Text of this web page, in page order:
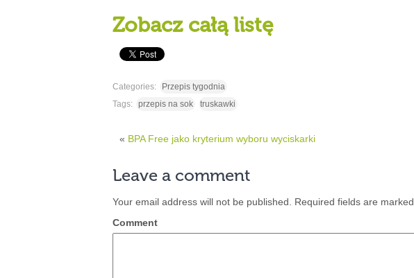
Zobacz całą listę
Categories:
Przepis tygodnia
Tags: przepis na sok truskawki
« BPA Free jako kryterium wyboru wyciskarki
Leave a comment
Your email address will not be published. Required fields are marked
Comment